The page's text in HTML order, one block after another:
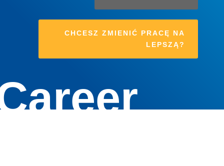
CHCESZ ZMIENIĆ PRACĘ NA
LEPSZĄ?